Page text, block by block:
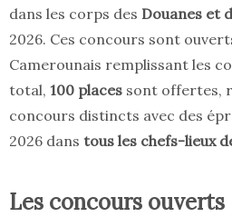
dans les corps des Douanes et
2026. Ces concours sont
Camerounais remplissant les
total, 100 places sont offertes,
concours distincts avec des
2026 dans tous les chefs-lieux
Les concours ouverts